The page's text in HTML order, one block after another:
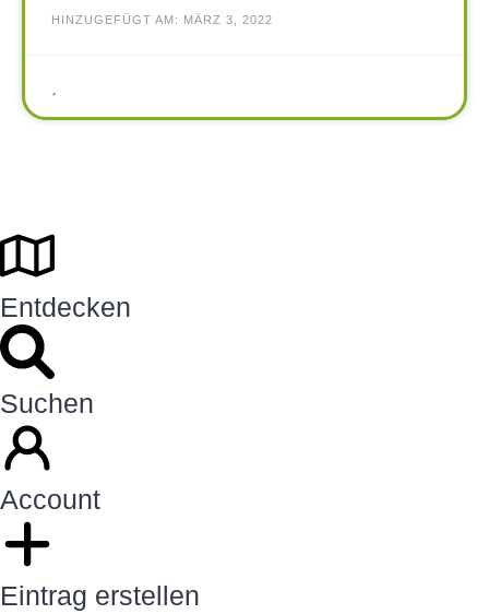
HINZUGEFÜGT AM: MÄRZ 3, 2022
Entdecken
Suchen
Account
Eintrag erstellen